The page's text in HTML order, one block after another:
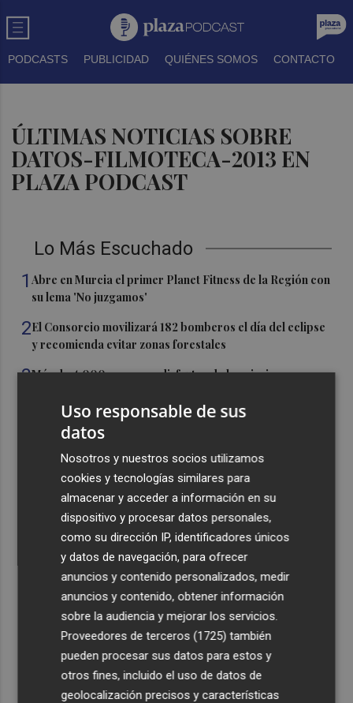
PODCASTS PUBLICIDAD QUIÉNES SOMOS CONTACTO
ÚLTIMAS NOTICIAS SOBRE
DATOS-FILMOTECA-2013 EN
PLAZA PODCAST
Lo Más Escuchado
1Abre en Murcia el primer Planet Fitness de la Región con
su lema 'No juzgamos'
2El Consorcio movilizará 182 bomberos el día del eclipse
y recomienda evitar zonas forestales
3Más de 4.000 personas disfrutan de las piscinas
semanas
Alicante concede licencia a Digital Corner para que
restaure la legalidad en los antiguos cines de Panoramis
donde está la sede de la Cámara
Elche inicia el trámite para declarar las Embajadas de
Moros y Cristianos como Bien de Relevancia Local
Recibe toda la actualidad de
Plaza Podcast en tu correo
Quiero suscribirme
Uso responsable de sus
datos
Nosotros y nuestros socios utilizamos
cookies y tecnologías similares para
almacenar y acceder a información en su
dispositivo y procesar datos personales,
como su dirección IP, identificadores únicos
y datos de navegación, para ofrecer
anuncios y contenido personalizados, medir
anuncios y contenido, obtener información
sobre la audiencia y mejorar los servicios.
Proveedores de terceros (1725) también
pueden procesar sus datos para estos y
otros fines, incluido el uso de datos de
geolocalización precisos y características